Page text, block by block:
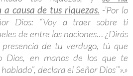
causa de tus riquezas. -’Por lo
Dios: “Voy a traer sobre ti
de entre las naciones… ¿Dirás
presencia de tu verdugo, tú que
Dios, en manos de los que te
declara el Señor Dios’”».»